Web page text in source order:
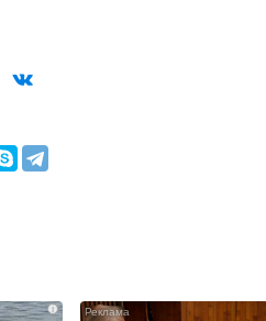
i